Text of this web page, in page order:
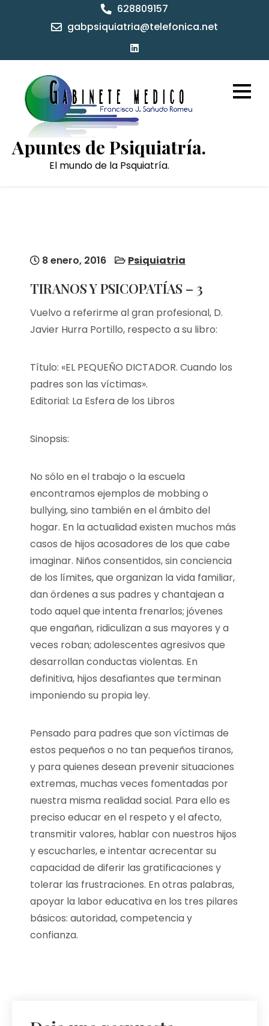
628809157
gabpsiquiatria@telefonica.net
Apuntes de Psiquiatría.
El mundo de la Psquiatría.
8 enero, 2016 Psiquiatria
TIRANOS Y PSICOPATÍAS – 3
Vuelvo a referirme al gran profesional, D.
Javier Hurra Portillo, respecto a su libro:
Título: «EL PEQUEÑO DICTADOR. Cuando los
padres son las víctimas».
Editorial: La Esfera de los Libros
Sinopsis:
No sólo en el trabajo o la escuela
encontramos ejemplos de mobbing o
bullying, sino también en el ámbito del
hogar. En la actualidad existen muchos más
casos de hijos acosadores de los que cabe
imaginar. Niños consentidos, sin conciencia
de los límites, que organizan la vida familiar,
dan órdenes a sus padres y chantajean a
todo aquel que intenta frenarlos; jóvenes
que engañan, ridiculizan a sus mayores y a
veces roban; adolescentes agresivos que
desarrollan conductas violentas. En
definitiva, hijos desafiantes que terminan
imponiendo su propia ley.
Pensado para padres que son víctimas de
estos pequeños o no tan pequeños tiranos,
y para quienes desean prevenir situaciones
extremas, muchas veces fomentadas por
nuestra misma realidad social. Para ello es
preciso educar en el respeto y el afecto,
transmitir valores, hablar con nuestros hijos
y escucharles, e intentar acrecentar su
capacidad de diferir las gratificaciones y
tolerar las frustraciones. En otras palabras,
apoyar la labor educativa en los tres pilares
básicos: autoridad, competencia y
confianza.